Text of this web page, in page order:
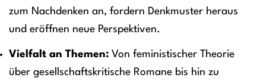
zum Nachdenken an, fordern Denkmuster heraus
und eröffnen neue Perspektiven.
Vielfalt an Themen: Von feministischer Theorie
über gesellschaftskritische Romane bis hin zu